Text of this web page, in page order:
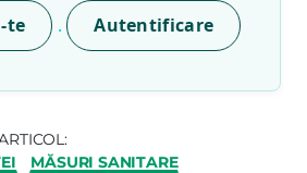
te . Autentificare
MĂSURI SANITARE